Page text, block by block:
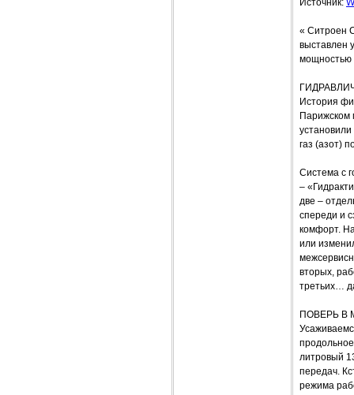
« Ситроен
выставлен
мощностью
История
Парижском
газ (азот)
Система с
–
две –
спереди и
комфорт.
или
вторых,
третьих…
ПОВЕРЬ В
литровый
передач.
режима